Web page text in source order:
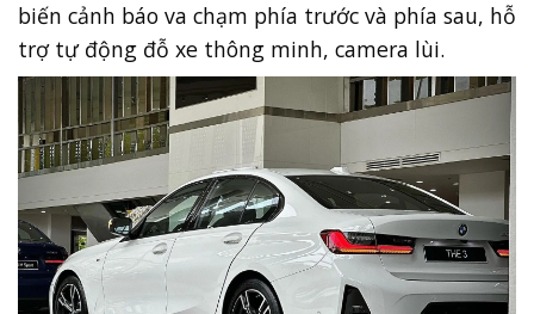
biến cảnh báo va chạm phía trước và phía sau, hỗ
trợ tự động đỗ xe thông minh, camera lùi.